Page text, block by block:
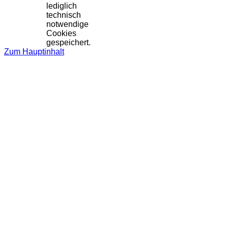
lediglich
technisch
notwendige
Cookies
gespeichert.
Zum Hauptinhalt